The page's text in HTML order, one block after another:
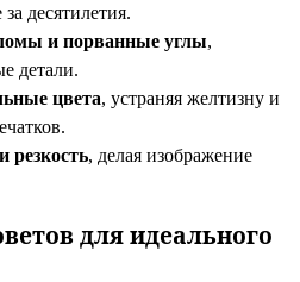
десятилетия.
и порванные углы,
детали.
цвета, устраняя желтизну и
резкость, делая изображение
для идеального